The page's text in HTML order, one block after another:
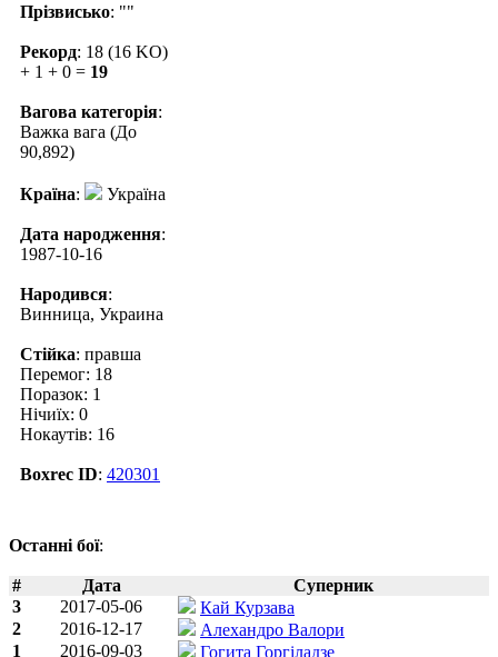
Прізвисько: ""
Рекорд: 18 (16 KO)
+ 1 + 0 = 19
Вагова категорія:
Важка вага (До
90,892)
Країна: Україна
Дата народження:
1987-10-16
Народився:
Винница, Украина
Стійка: правша
Перемог: 18
Поразок: 1
Нічиїх: 0
Нокаутів: 16
Boxrec ID: 420301
Останні бої:
# Дата
Суперник
3
2017-05-06
Кай Курзава
2
2016-12-17
Алехандро Валори
1
2016-09-03 Гогита Горгіладзе